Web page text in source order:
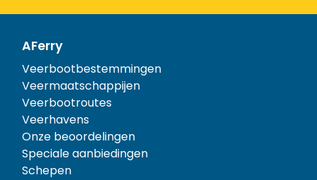
AFerry
Veerbootbestemmingen
Veermaatschappijen
Veerbootroutes
Veerhavens
Onze beoordelingen
Speciale aanbiedingen
Schepen